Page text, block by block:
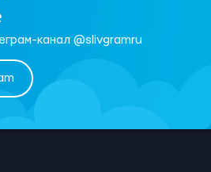
канал @slivgramru